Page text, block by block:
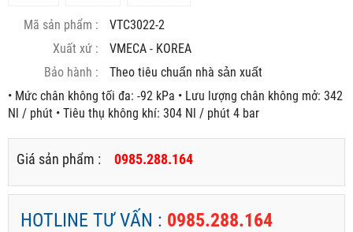
Mã sản phẩm :
VTC3022-2
Xuất xứ :
VMECA - KOREA
Bảo hành :
Theo tiêu chuẩn nhà sản xuất
• Mức chân không tối đa: -92 kPa • Lưu lượng chân không mở: 342
Nl / phút • Tiêu thụ không khí: 304 Nl / phút 4 bar
Giá sản phẩm : 0985.288.164
HOTLINE TƯ VẤN : 0985.288.164